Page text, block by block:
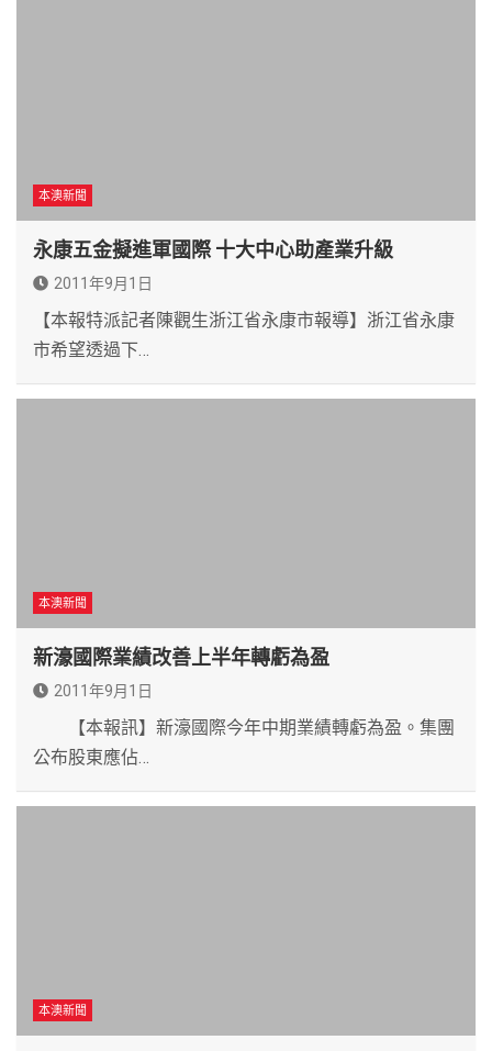
本澳新聞
永康五金擬進軍國際 十大中心助產業升級
2011年9月1日
【本報特派記者陳觀生浙江省永康市報導】浙江省永康
市希望透過下…
本澳新聞
新濠國際業績改善上半年轉虧為盈
2011年9月1日
【本報訊】新濠國際今年中期業績轉虧為盈。集團
公布股東應佔…
本澳新聞